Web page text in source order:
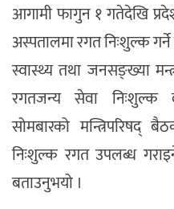
आगामी फागुन १ गतेदेखि
अस्पतालमा रगत निःशुल्क
स्वास्थ्य तथा जनसङ्ख्या
रगतजन्य सेवा निःशुल्क
सोमबारको मन्त्रिपरिषद्
निःशुल्क रगत उपलब्ध
बताउनुभयो ।